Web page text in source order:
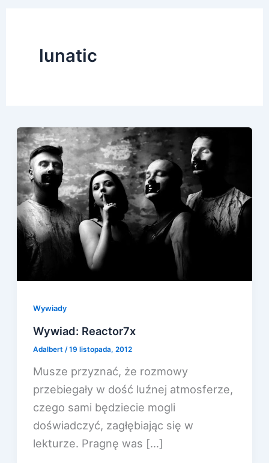
lunatic
Wywiady
Wywiad: Reactor7x
Adalbert/19 listopada, 2012
Musze przyznać, że rozmowy
przebiegały w dość luźnej atmosferze,
czego sami będziecie mogli
doświadczyć, zagłębiając się w
lekturze. Pragnę was […]